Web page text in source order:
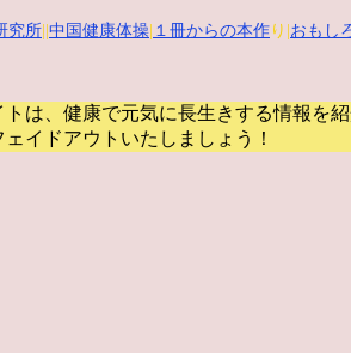
究所 中国健康体操 １冊からの本作 り| おもし
は、健康で元気に長生きする情報を紹
イドアウトいたしましょう！